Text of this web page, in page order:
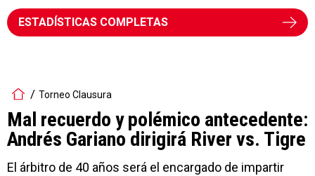
ESTADÍSTICAS COMPLETAS
Torneo Clausura
Mal recuerdo y polémico antecedente:
Andrés Gariano dirigirá River vs. Tigre
El árbitro de 40 años será el encargado de impartir